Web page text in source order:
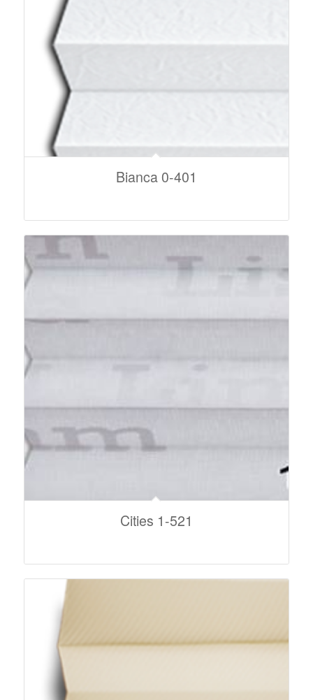
Bianca 0-401
Cities 1-521